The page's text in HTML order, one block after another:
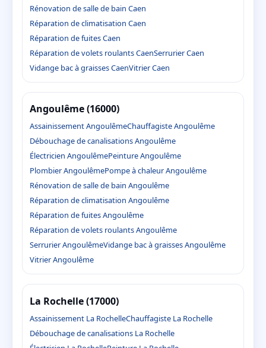
Rénovation de salle de bain Caen
Réparation de climatisation Caen
Réparation de fuites Caen
Réparation de volets roulants CaenSerrurier Caen
Vidange bac à graisses CaenVitrier Caen
Angoulême (16000)
Assainissement AngoulêmeChauffagiste Angoulême
Débouchage de canalisations Angoulême
Électricien AngoulêmePeinture Angoulême
Plombier AngoulêmePompe à chaleur Angoulême
Rénovation de salle de bain Angoulême
Réparation de climatisation Angoulême
Réparation de fuites Angoulême
Réparation de volets roulants Angoulême
Serrurier AngoulêmeVidange bac à graisses Angoulême
Vitrier Angoulême
La Rochelle (17000)
Assainissement La RochelleChauffagiste La Rochelle
Débouchage de canalisations La Rochelle